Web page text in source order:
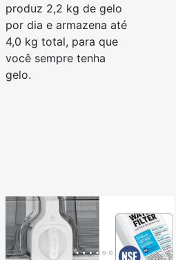
produz 2,2 kg de gelo
por dia e armazena até
4,0 kg total, para que
você sempre tenha
gelo.